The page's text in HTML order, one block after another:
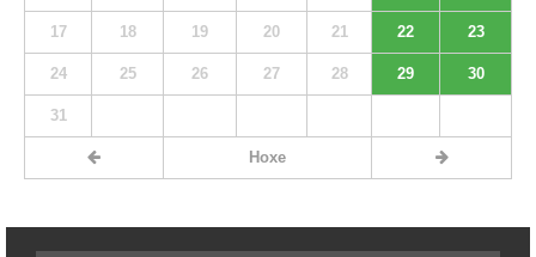
17 18 19 20 21 22 23
24 25 26 27 28 29 30
31
Hoxe